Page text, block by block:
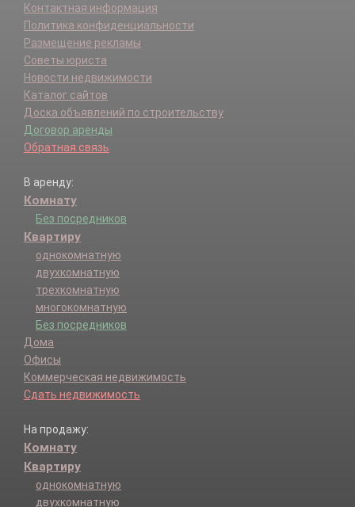
Контактная информация
Политика конфиденциальности
Размещение рекламы
Советы юриста
Новости недвижимости
Каталог сайтов
Доска объявлений по строительству
Договор аренды
Обратная связь
В аренду:
Комнату
Без посредников
Квартиру
однокомнатную
двухкомнатную
трехкомнатную
многокомнатную
Без посредников
Дома
Офисы
Коммерческая недвижимость
Сдать недвижимость
На продажу:
Комнату
Квартиру
однокомнатную
двухкомнатную